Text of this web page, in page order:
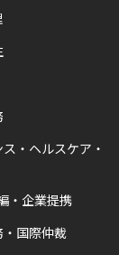
・ヘルスケア・
・企業提携
国際仲裁